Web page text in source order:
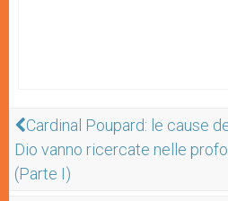
Cardinal Poupard: le cause
Dio vanno ricercate nelle
(Parte I)